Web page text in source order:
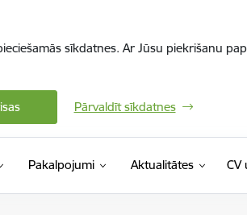
sīkdatnes. Ar Jūsu piekrišanu
Pārvaldīt sīkdatnes
Pakalpojumi Aktualitātes CV